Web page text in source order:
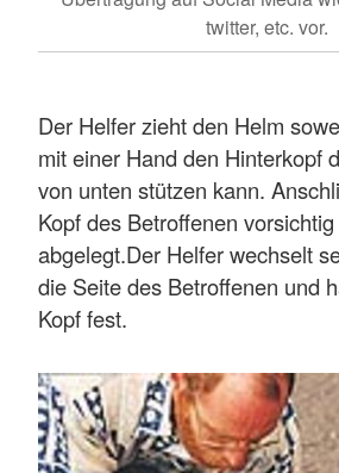
twitter, etc. vor.
Der Helfer zieht den Helm
mit einer Hand den Hinterkopf
von unten stützen kann.
Kopf des Betroffenen
abgelegt.Der Helfer wechselt
die Seite des Betroffenen und
Kopf fest.